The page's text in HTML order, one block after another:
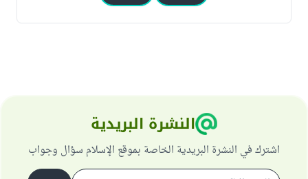
النشرة البريدية
اشترك في النشرة البريدية الخاصة بموقع الإسلام سؤال وجواب